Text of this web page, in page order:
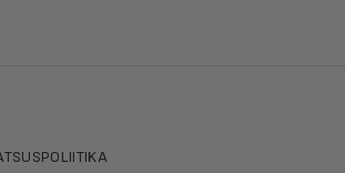
SINU LÄHIMASSE PAKIAUTOMAATI,